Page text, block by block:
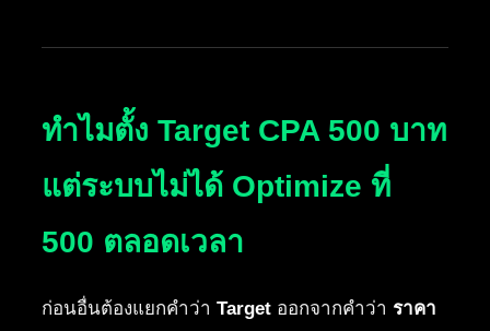
ทำไมตั้ง Target CPA 500 บาท
แต่ระบบไม่ได้ Optimize ที่
500 ตลอดเวลา
ก่อนอื่นต้องแยกคำว่า Target ออกจากคำว่า ราคา